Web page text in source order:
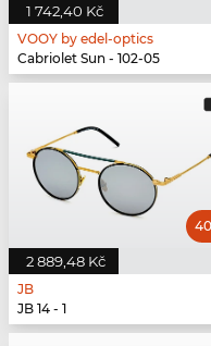
1 742,40 Kč
VOOY by edel-optics
Cabriolet Sun - 102-05
2 889,48 Kč
JB
JB 14 - 1